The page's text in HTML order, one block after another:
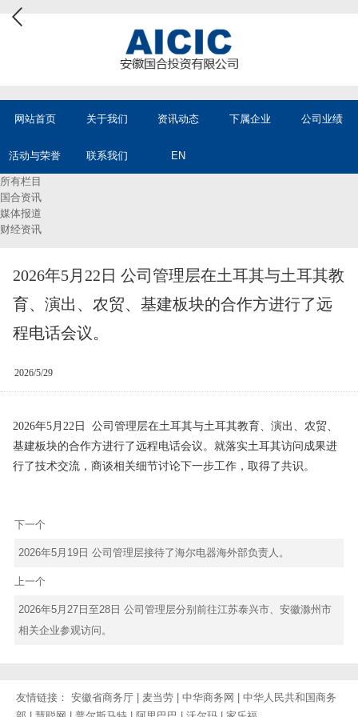
网站首页 关于我们 资讯动态 下属企业 公司业绩
活动与荣誉 联系我们 EN
所有栏目
国合资讯
媒体报道
财经资讯
2026年5月22日 公司管理层在土耳其与土耳其教
育、演出、农贸、基建板块的合作方进行了远
程电话会议。
2026/5/29
2026年5月22日
公司管理层在土耳其与土耳其教育、演出、农贸、
基建板块的合作方进行了远程电话会议 。 就落实土耳其访问成果进
行了技术交流， 商谈相关细节讨论下一步工作，取得了共识。
下一个
2026年5月19日 公司管理层接待了海尔电器海外部负责人。
上一个
2026年5月27日至28日 公司管理层分别前往江苏泰兴市、安徽滁州市
相关企业参观访问。
友情链接： 安徽省商务厅 麦当劳 中华商务网
中华人民共和国商务